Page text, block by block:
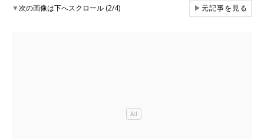
▼次の画像は下へスクロール (2/4) ▶元記事を見る